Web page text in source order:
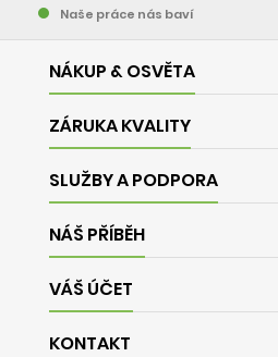
Naše práce nás baví
NÁKUP & OSVĚTA
ZÁRUKA KVALITY
SLUŽBY A PODPORA
NÁŠ PŘÍBĚH
VÁŠ ÚČET
KONTAKT